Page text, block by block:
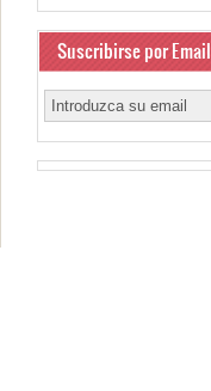
Suscribirse por Email